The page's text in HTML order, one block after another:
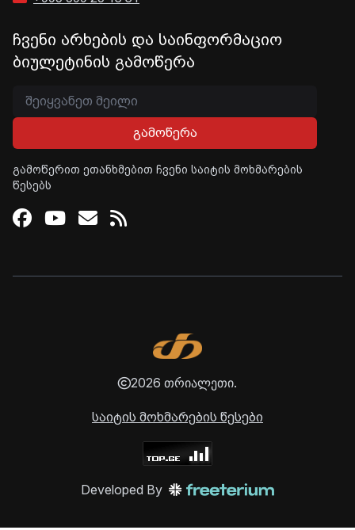
ჩვენი არხების და საინფორმაციო
ბიულეტინის გამოწერა
გამოწერა
გამოწერით ეთანხმებით ჩვენი საიტის მოხმარების
წესებს
Facebook
Youtube
Email
RSS
2026 თრიალეთი.
საიტის მოხმარების წესები
Developed By